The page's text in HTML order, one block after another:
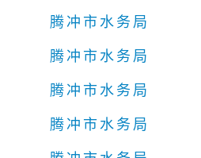
腾冲市水务局
腾冲市水务局
腾冲市水务局
腾冲市水务局